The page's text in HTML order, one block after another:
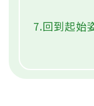
7.回到起始